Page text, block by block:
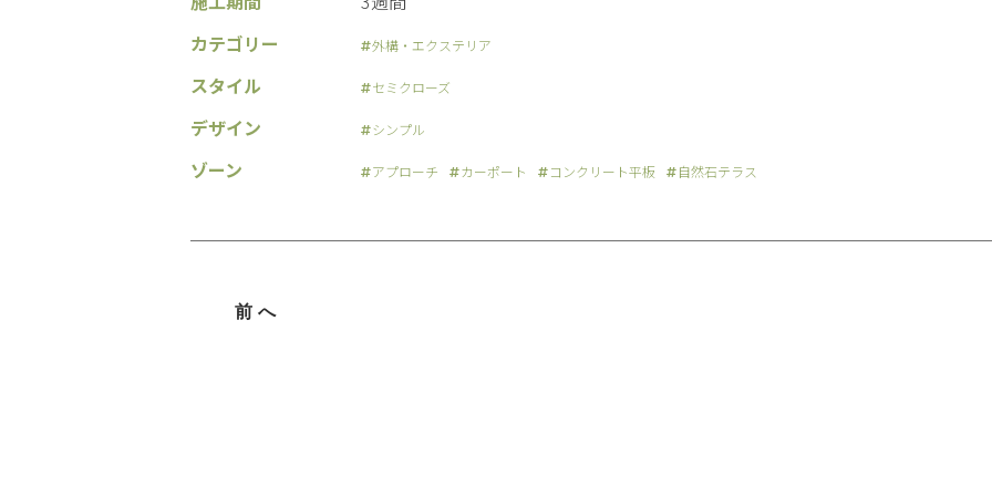
カテゴリー
外構・エクステリア
スタイル セミクローズ
デザイン シンプル
ゾーン アプローチ カーポート コンクリート平板 自然石テラス
前へ